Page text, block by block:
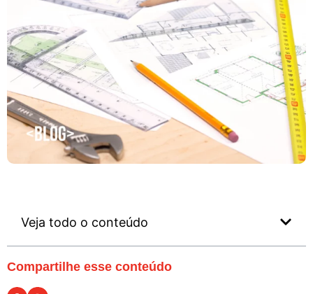
Veja todo o conteúdo
Compartilhe esse conteúdo